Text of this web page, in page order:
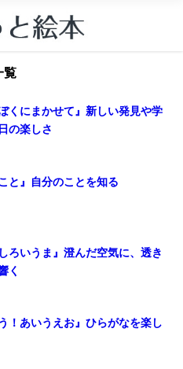
覧
くにまかせて』新しい発見や学
の楽しさ
と』自分のことを知る
ろいうま』澄んだ空気に、透き
く
！あいうえお』ひらがなを楽し